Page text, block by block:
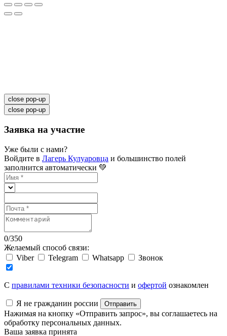
close pop-up
close pop-up
Заявка на участие
Уже были с нами?
Войдите в Лагерь Кулуаровца и большинство полей
заполнится автоматически 💚
0/350
Желаемый способ связи:
Viber
Telegram Whatsapp Звонок
C правилами техники безопасности и офертой ознакомлен
Я не гражданин россии Отправить
Нажимая на кнопку «Отправить запрос», вы соглашаетесь на
обработку персональных данных.
Ваша заявка принята